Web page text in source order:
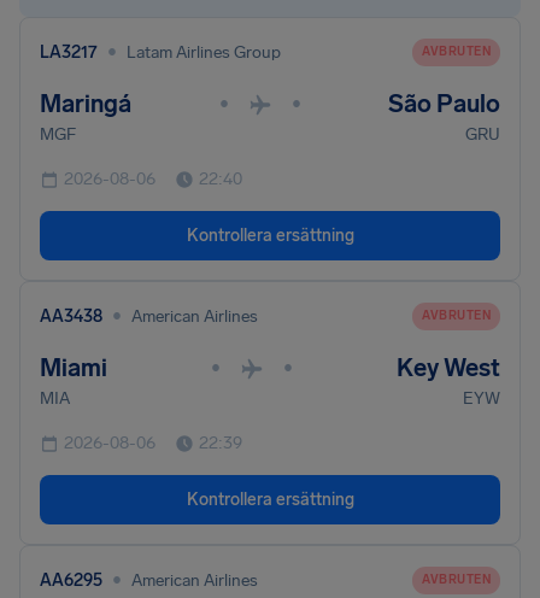
LA3217 • Latam Airlines Group AVBRUTEN
Maringá • • São Paulo
MGF GRU
2026-08-06 22:40
Kontrollera ersättning
AA3438 • American Airlines AVBRUTEN
Miami • • Key West
MIA EYW
2026-08-06 22:39
Kontrollera ersättning
AA6295 • American Airlines AVBRUTEN